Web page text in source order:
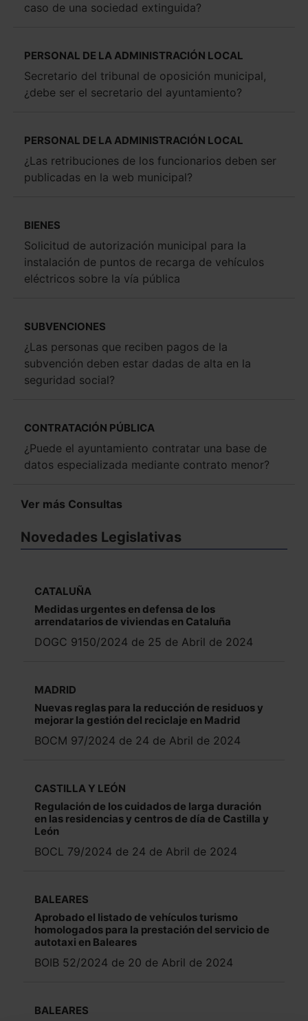
caso de una sociedad extinguida?
PERSONAL DE LA ADMINISTRACIÓN LOCAL
Secretario del tribunal de oposición municipal,
¿debe ser el secretario del ayuntamiento?
PERSONAL DE LA ADMINISTRACIÓN LOCAL
¿Las retribuciones de los funcionarios deben ser
publicadas en la web municipal?
BIENES
Solicitud de autorización municipal para la
instalación de puntos de recarga de vehículos
eléctricos sobre la vía pública
SUBVENCIONES
¿Las personas que reciben pagos de la
subvención deben estar dadas de alta en la
seguridad social?
CONTRATACIÓN PÚBLICA
¿Puede el ayuntamiento contratar una base de
datos especializada mediante contrato menor?
Ver más Consultas
Novedades Legislativas
CATALUÑA
Medidas urgentes en defensa de los
arrendatarios de viviendas en Cataluña
DOGC 9150/2024 de 25 de Abril de 2024
MADRID
Nuevas reglas para la reducción de residuos y
mejorar la gestión del reciclaje en Madrid
BOCM 97/2024 de 24 de Abril de 2024
CASTILLA Y LEÓN
Regulación de los cuidados de larga duración
en las residencias y centros de día de Castilla y
León
BOCL 79/2024 de 24 de Abril de 2024
BALEARES
Aprobado el listado de vehículos turismo
homologados para la prestación del servicio de
autotaxi en Baleares
BOIB 52/2024 de 20 de Abril de 2024
BALEARES